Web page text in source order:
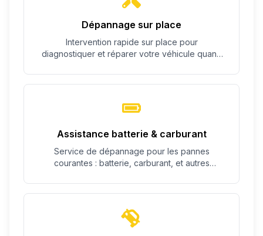
Dépannage sur place
Intervention rapide sur place pour
diagnostiquer et réparer votre véhicule quand
Assistance batterie & carburant
Service de dépannage pour les pannes
courantes : batterie, carburant, et autres